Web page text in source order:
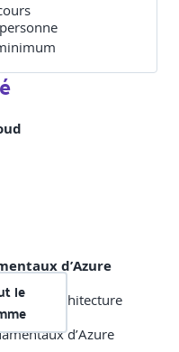
d’Azure
de l’architecture
d’Azure
le